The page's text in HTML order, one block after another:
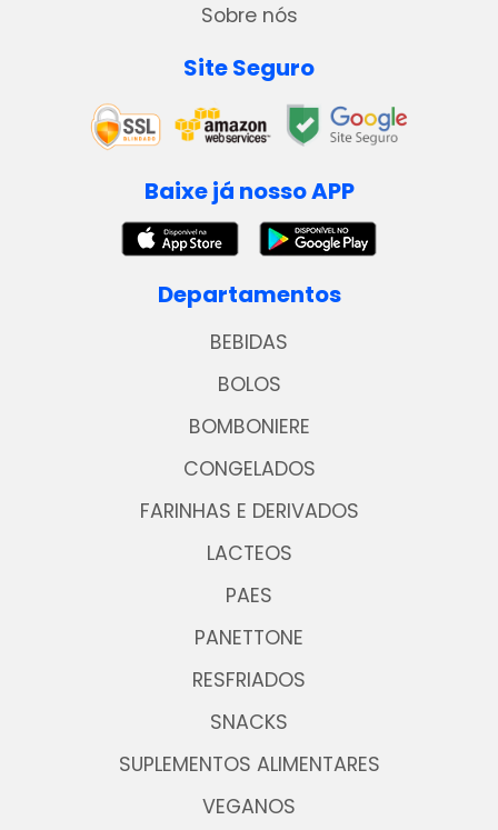
Sobre nós
Site Seguro
Baixe já nosso APP
Departamentos
BEBIDAS
BOLOS
BOMBONIERE
CONGELADOS
FARINHAS E DERIVADOS
LACTEOS
PAES
PANETTONE
RESFRIADOS
SNACKS
SUPLEMENTOS ALIMENTARES
VEGANOS